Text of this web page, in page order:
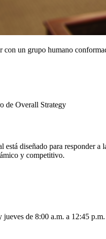
con un grupo humano
de Overall Strategy
diseñado para responder
y competitivo.
de 8:00 a.m. a 12:45 p.m.